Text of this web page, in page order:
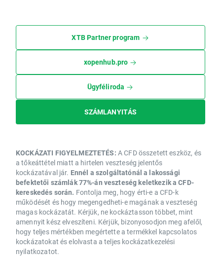
XTB Partner program
xopenhub.pro
Ügyféliroda
SZÁMLANYITÁS
KOCKÁZATI FIGYELMEZTETÉS: A CFD összetett eszköz, és
a tőkeáttétel miatt a hirtelen veszteség jelentős
kockázatával jár. Ennél a szolgáltatónál a lakossági
befektetői számlák 77%-án veszteség keletkezik a CFD-
kereskedés során. Fontolja meg, hogy érti-e a CFD-k
működését és hogy megengedheti-e magának a veszteség
magas kockázatát. Kérjük, ne kockáztasson többet, mint
amennyit kész elveszíteni. Kérjük, bizonyosodjon meg afelől,
hogy teljes mértékben megértette a termékkel kapcsolatos
kockázatokat és elolvasta a teljes kockázatkezelési
nyilatkozatot.